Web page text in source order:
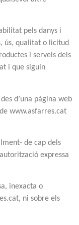
pels danys i
ús, qualitat o licitud
i serveis dels
i que siguin
d’una pàgina web
www.asfarres.cat
de cap dels
expressa
inexacta o
ni sobre els